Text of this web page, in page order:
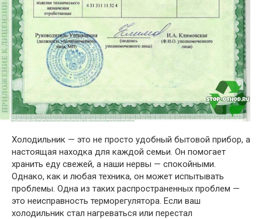
Холодильник — это не просто удобный бытовой прибор, а
настоящая находка для каждой семьи. Он помогает
хранить еду свежей, а наши нервы — спокойными.
Однако, как и любая техника, он может испытывать
проблемы. Одна из таких распространенных проблем —
это неисправность терморегулятора. Если ваш
холодильник стал нагреваться или перестал